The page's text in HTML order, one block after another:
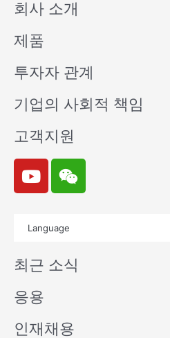
회사 소개
제품
투자자 관계
기업의 사회적 책임
고객지원
Y
o
u
e
W
e
i
n
Language
최근 소식
응용
인재채용